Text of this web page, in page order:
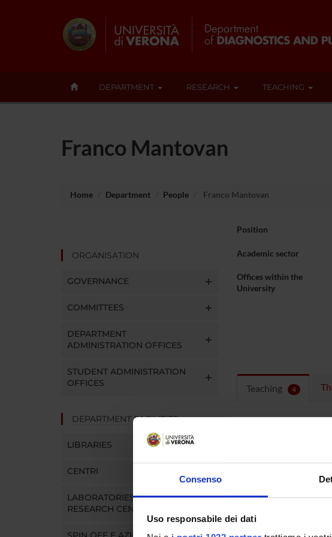
Consenso
Uso responsabile dei dati
DEPARTMENT RESEARCH TEACHING
Franco Mantovan
Home Department People Franco Mantovan
ORGANISATION
GOVERNANCE
COMMITTEES
DEPARTMENT
ADMINISTRATION OFFICES
STUDENT ADMINISTRATION
OFFICES
DEPARTMENT FACILITIES
LIBRARIES
CENTRI
LABORATORIES AND
RESEARCH CENTRES
Position
Academic sector
Offices within the
University
Teaching 4
Click on the module to